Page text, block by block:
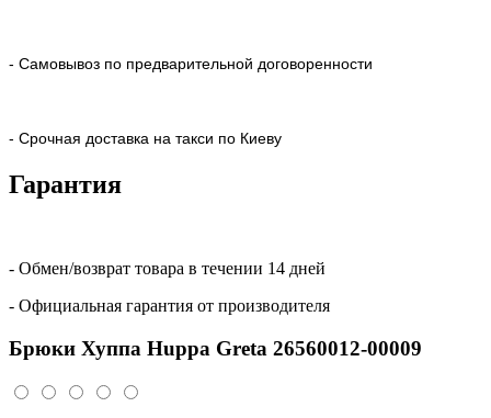
- Самовывоз по предварительной договоренности
- Срочная доставка на такси по Киеву
Гарантия
- Обмен/возврат товара в течении 14 дней
- Официальная гарантия от производителя
Брюки Хуппа Huppa Greta 26560012-00009